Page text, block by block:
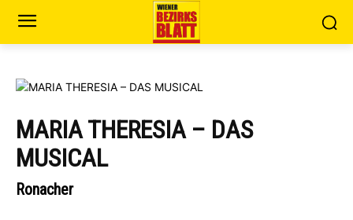
MARIA THERESIA – DAS
MUSICAL
Ronacher